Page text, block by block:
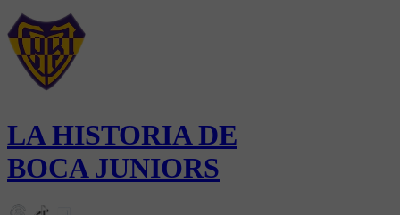
LA HISTORIA DE
BOCA JUNIORS